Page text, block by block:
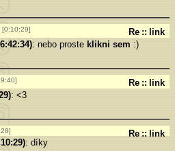
[0:10:29] Re :: link
: nebo proste klikni sem :)
Re :: link
: <3
Re :: link
: díky